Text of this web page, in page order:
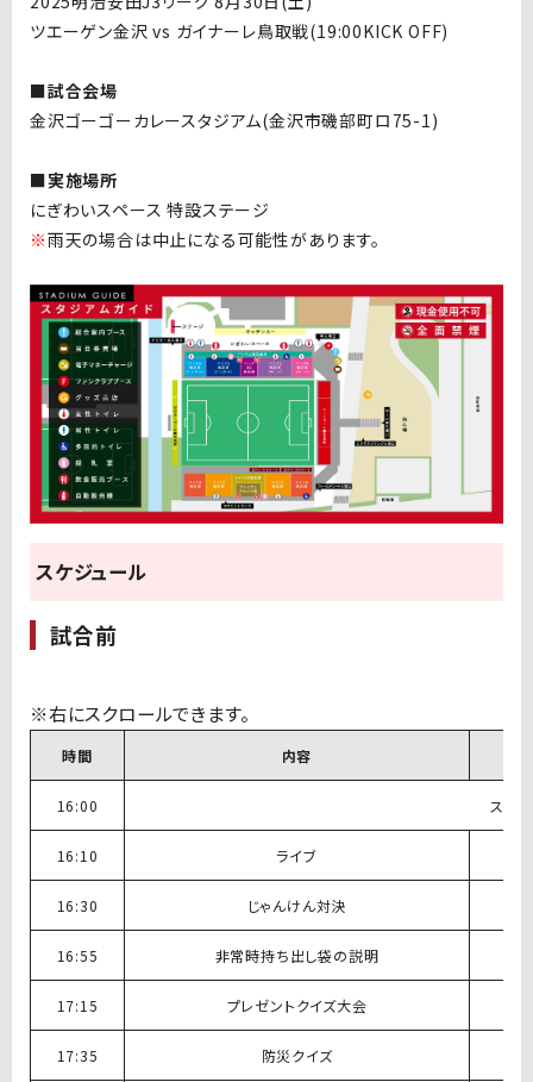
ツエーゲン金沢 vs ガイナーレ鳥取戦(19:00KICK OFF)
■試合会場
金沢ゴーゴーカレースタジアム(金沢市磯部町ロ75-1)
■実施場所
にぎわいスペース 特設ステージ
※雨天の場合は中止になる可能性があります。
スケジュール
試合前
時間 内容
16:00 ステ
16:10 ライブ
16:30 じゃんけん対決
16:55 非常時持ち出し袋の説明
17:15 プレゼントクイズ大会
17:35 防災クイズ